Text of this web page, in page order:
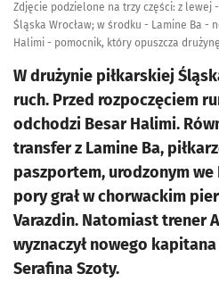
Zdjęcie podzielone na trzy części: z lewej
Śląska Wrocław; w środku - Lamine Ba -
Halimi - pomocnik, który opuszcza
W drużynie piłkarskiej
ruch. Przed rozpoczęciem
odchodzi Besar Halimi.
transfer z Lamine Ba,
paszportem, urodzonym
pory grał w chorwackim
Varazdin. Natomiast trener
wyznaczył nowego
Serafina Szoty.